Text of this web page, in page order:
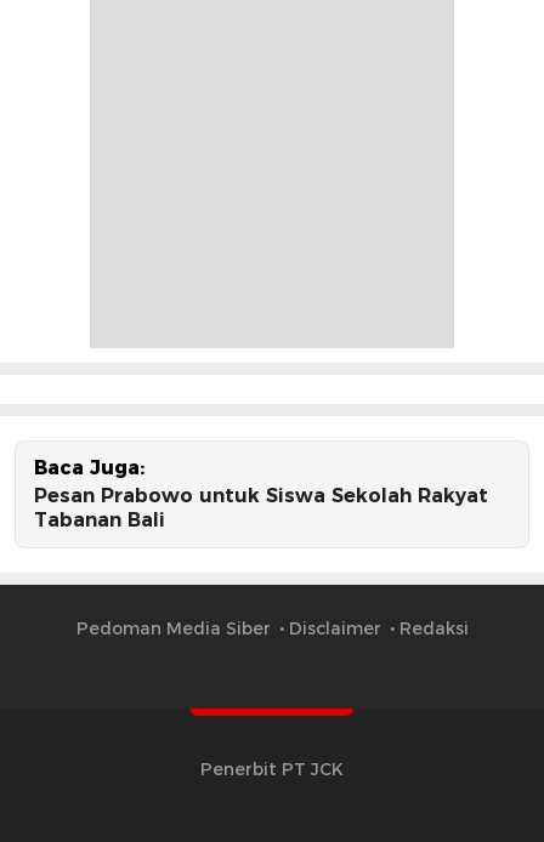
Baca Juga:
Pesan Prabowo untuk Siswa Sekolah Rakyat
Tabanan Bali
Pedoman Media Siber Disclaimer Redaksi
Penerbit PT JCK